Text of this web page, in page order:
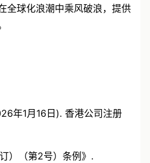
全球化浪潮中乘风破浪，提供
年1月16日). 香港公司注册
）（第2号）条例》.